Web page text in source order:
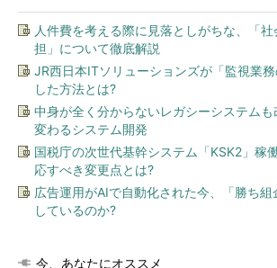
人件費を考える際に見落としがちな、「
担」について徹底解説
JR西日本ITソリューションズが「監視業
した方法とは?
中身が全く分からないレガシーシステム
変わるシステム開発
国税庁の次世代基幹システム「KSK2」稼
応すべき変更点とは?
広告運用がAIで自動化された今、「勝ち組
しているのか?
今、あなたにオススメ